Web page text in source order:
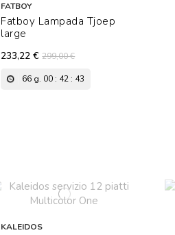
FATBOY
Fatboy Lampada Tjoep
large
233,22 €299,00 €
66g. 00: 42: 41
KALEIDOS